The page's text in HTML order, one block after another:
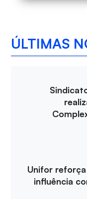
ÚLTIMAS
Unifor
influência